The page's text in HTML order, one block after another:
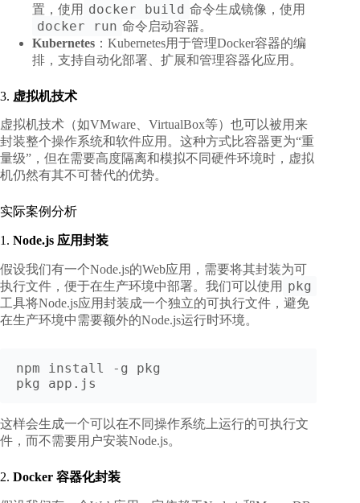
置，使用 docker build 命令生成镜像，使用
docker run 命令启动容器。
Kubernetes ：Kubernetes用于管理Docker容器的编
排，支持自动化部署、扩展和管理容器化应用。
3. 虚拟机技术
虚拟机技术（如VMware、VirtualBox等）也可以被用来
封装整个操作系统和软件应用。这种方式比容器更为“重
量级”，但在需要高度隔离和模拟不同硬件环境时，虚拟
机仍然有其不可替代的优势。
实际案例分析
1. Node.js 应用封装
假设我们有一个Node.js的Web应用，需要将其封装为可
执行文件，便于在生产环境中部署。我们可以使用 pkg
工具将Node.js应用封装成一个独立的可执行文件，避免
在生产环境中需要额外的Node.js运行时环境。
npm install -g pkg
pkg app.js
这样会生成一个可以在不同操作系统上运行的可执行文
件，而不需要用户安装Node.js。
2. Docker 容器化封装